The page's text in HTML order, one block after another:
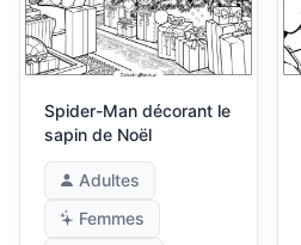
Spider-Man décorant le
sapin de Noël
Adultes
Femmes